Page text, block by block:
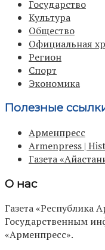
Государство
Культура
Общество
Официальная
Регион
Спорт
Экономика
Полезные
Арменпресс
Armenpress |
Газета
О нас
Газета «Республика
Государственным
«Арменпресс».